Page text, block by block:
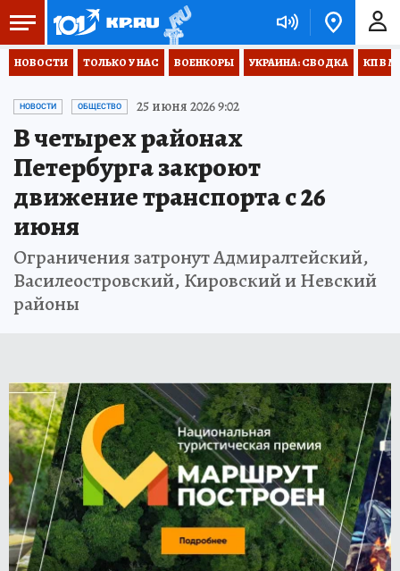
НОВОСТИ ТОЛЬКО У НАС ВОЕНКОРЫ УКРАИНА: СВОДКА КП В
НОВОСТИ ОБЩЕСТВО 25 июня 2026 9:02
В четырех районах
Петербурга закроют
движение транспорта с 26
июня
Ограничения затронут Адмиралтейский,
Василеостровский, Кировский и Невский
районы